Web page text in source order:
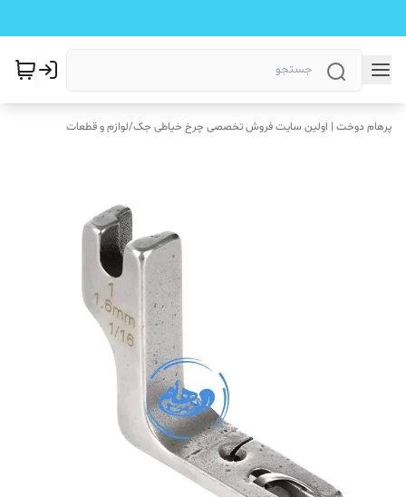
پرهام دوخت | اولین سایت فروش تخصصی چرخ خیاطی جک/لوازم و قطعات